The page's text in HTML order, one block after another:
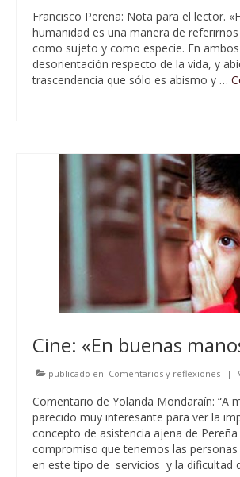
Francisco Pereña: Nota para el lector.
humanidad es una manera de
como sujeto y como especie. En
desorientación respecto de la vida, y
trascendencia que sólo es abismo y …
Cine: «En buenas
publicado en: Comentarios y reflexiones |
Comentario de Yolanda Mondaraín: “A
parecido muy interesante para ver la
concepto de asistencia ajena de Pereña
compromiso que tenemos las
en este tipo de servicios y la dificultad